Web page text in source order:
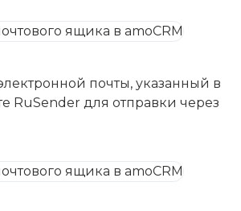
почты, указанный в
RuSender для отправки через